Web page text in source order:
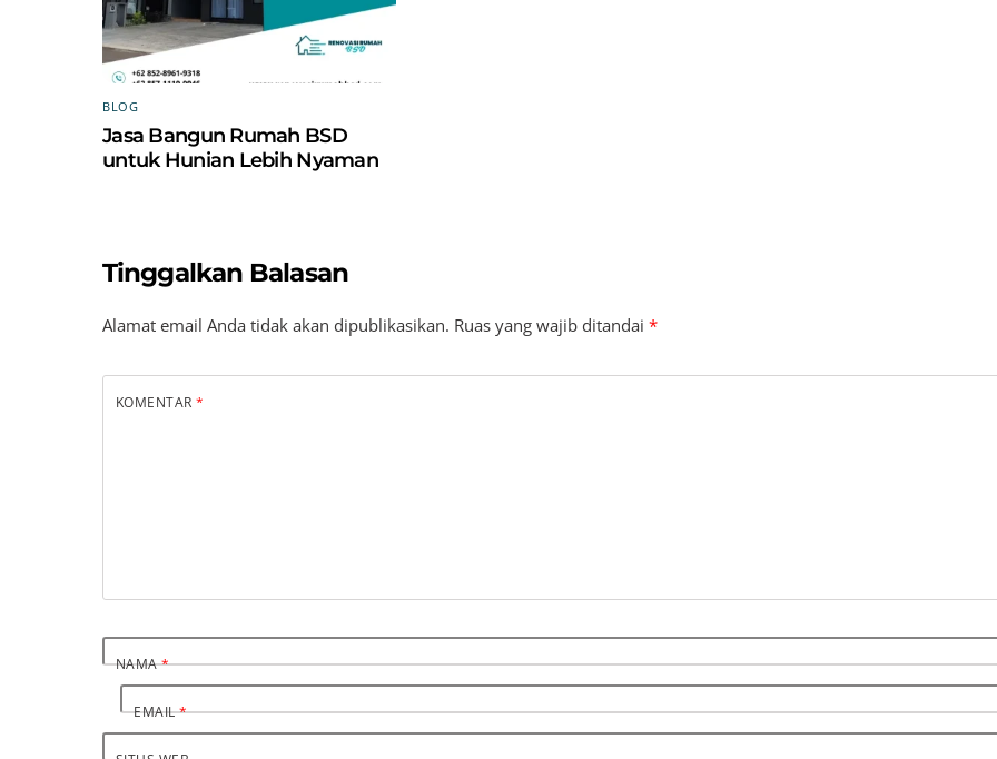
BLOG
Jasa Bangun Rumah BSD
untuk Hunian Lebih Nyaman
Tinggalkan Balasan
Alamat email Anda tidak akan dipublikasikan. Ruas yang wajib ditandai *
KOMENTAR*
NAMA*
EMAIL*